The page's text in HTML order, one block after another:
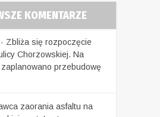
KOMENTARZE
- Zbliża się rozpoczęcie
Chorzowskiej. Na
przebudowę
zaorania asfaltu na